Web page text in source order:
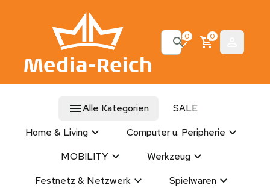
0 0
Alle Kategorien
SALE
Home & Living
Computer u. Peripherie
MOBILITY
Werkzeug
Festnetz & Netzwerk
Spielwaren